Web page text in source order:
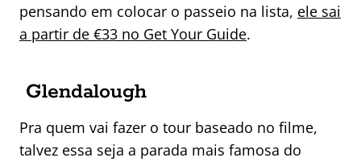
pensando em colocar o passeio na lista, ele sai
a partir de €33 no Get Your Guide.
Glendalough
Pra quem vai fazer o tour baseado no filme,
talvez essa seja a parada mais famosa do